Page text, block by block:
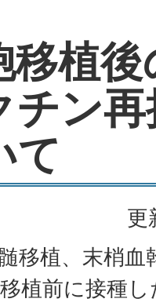
移植
チン
て
更
移植、末梢
植前に接種